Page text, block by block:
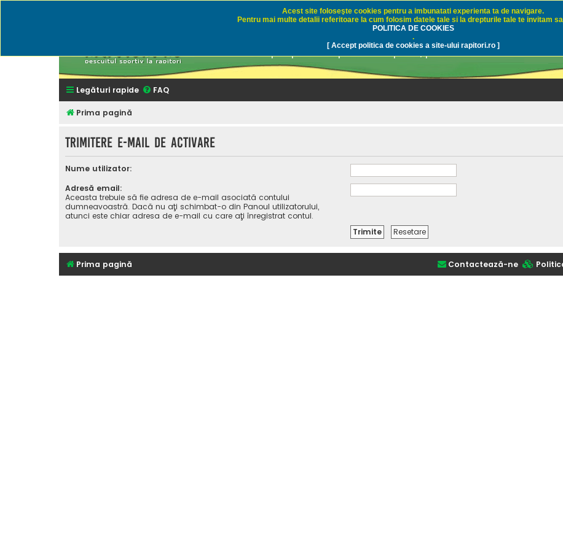
Rapitori.ro - Pescuit sportiv
Discutii despre pescuit sportiv la rapitori, pescuitul cu naluci sau
Legături rapide FAQ
Prima pagină
Trimitere e-mail de activare
Nume utilizator:
Adresă email:
Aceasta trebuie să fie adresa de e-mail asociată contului
dumneavoastră. Dacă nu aţi schimbat-o din Panoul utilizatorului,
atunci este chiar adresa de e-mail cu care aţi înregistrat contul.
Acest site foloseşte cookies pentru a imbunatati experienta ta de navigare.
Pentru mai multe detalii referitoare la cum folosim datele tale si la drepturile tale te invitam
POLITICA DE COOKIES
.
[ Accept politica de cookies a site-ului rapitori.ro ]
Prima pagină Contactează-ne